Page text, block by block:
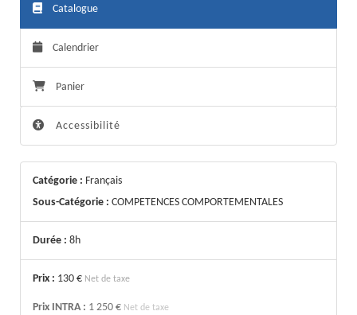
Catalogue
Calendrier
Panier
Accessibilité
Catégorie : Français
Sous-Catégorie : COMPETENCES COMPORTEMENTALES
Durée : 8h
Prix : 130 € Net de taxe
Prix INTRA : 1 250 € Net de taxe